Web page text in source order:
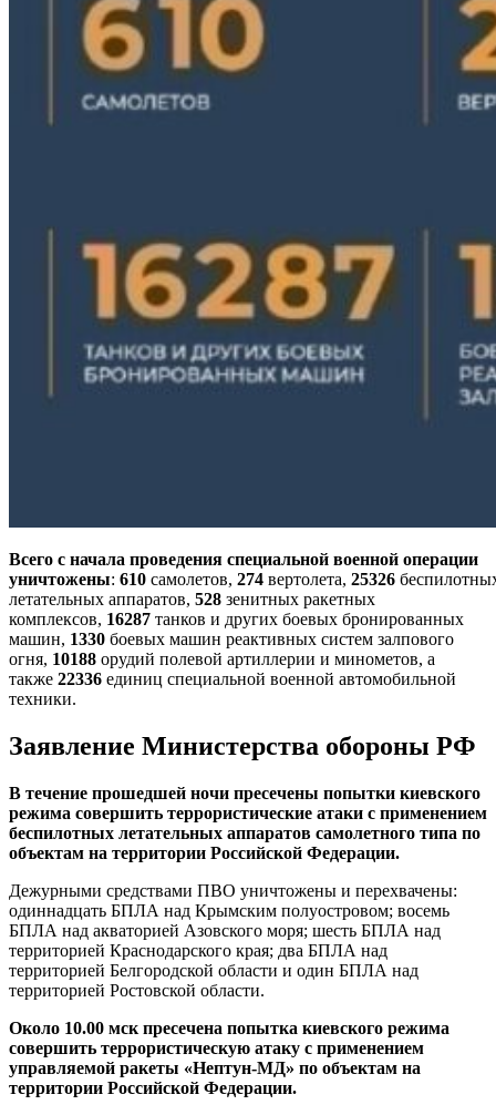
Всего с начала проведения специальной военной операции
уничтожены: 610 самолетов, 274 вертолета, 25326
летательных аппаратов, 528 зенитных ракетных
комплексов, 16287 танков и других боевых бронированных
машин, 1330 боевых машин реактивных систем залпового
огня, 10188 орудий полевой артиллерии и минометов, а
также 22336 единиц специальной военной автомобильной
техники.
Заявление Министерства обороны РФ
В течение прошедшей ночи пресечены попытки киевского
режима совершить террористические атаки с применением
беспилотных летательных аппаратов самолетного типа по
объектам на территории Российской Федерации.
Дежурными средствами ПВО уничтожены и перехвачены:
одиннадцать БПЛА над Крымским полуостровом; восемь
БПЛА над акваторией Азовского моря; шесть БПЛА над
территорией Краснодарского края; два БПЛА над
территорией Белгородской области и один БПЛА над
территорией Ростовской области.
Около 10.00 мск пресечена попытка киевского режима
совершить террористическую атаку c применением
управляемой ракеты «Нептун-МД» по объектам на
территории Российской Федерации.